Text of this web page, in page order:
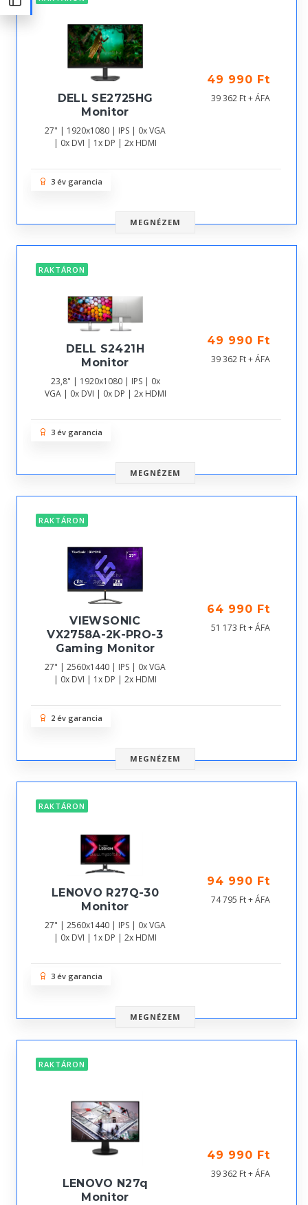
DELL SE2725HG
Monitor
27" | 1920x1080 | IPS | 0x VGA
| 0x DVI | 1x DP | 2x HDMI
49 990 Ft
39 362 Ft + ÁFA
3 év garancia
MEGNÉZEM
RAKTÁRON
DELL S2421H
Monitor
23,8" | 1920x1080 | IPS | 0x
VGA | 0x DVI | 0x DP | 2x HDMI
49 990 Ft
39 362 Ft + ÁFA
3 év garancia
MEGNÉZEM
RAKTÁRON
VIEWSONIC
VX2758A-2K-PRO-3
Gaming Monitor
27" | 2560x1440 | IPS | 0x VGA
| 0x DVI | 1x DP | 2x HDMI
64 990 Ft
51 173 Ft + ÁFA
2 év garancia
MEGNÉZEM
RAKTÁRON
LENOVO R27Q-30
Monitor
27" | 2560x1440 | IPS | 0x VGA
| 0x DVI | 1x DP | 2x HDMI
94 990 Ft
74 795 Ft + ÁFA
3 év garancia
MEGNÉZEM
RAKTÁRON
LENOVO N27q
Monitor
49 990 Ft
39 362 Ft + ÁFA